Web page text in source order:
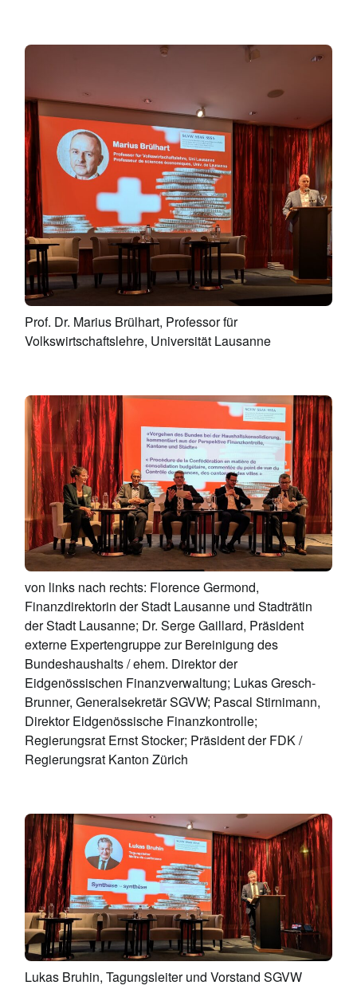
Prof. Dr. Marius Brülhart, Professor für
Volkswirtschaftslehre, Universität Lausanne
von links nach rechts: Florence Germond,
Finanzdirektorin der Stadt Lausanne und Stadträtin
der Stadt Lausanne; Dr. Serge Gaillard, Präsident
externe Expertengruppe zur Bereinigung des
Bundeshaushalts / ehem. Direktor der
Eidgenössischen Finanzverwaltung; Lukas Gresch-
Brunner, Generalsekretär SGVW; Pascal Stirnimann,
Direktor Eidgenössische Finanzkontrolle;
Regierungsrat Ernst Stocker; Präsident der FDK /
Regierungsrat Kanton Zürich
Lukas Bruhin, Tagungsleiter und Vorstand SGVW